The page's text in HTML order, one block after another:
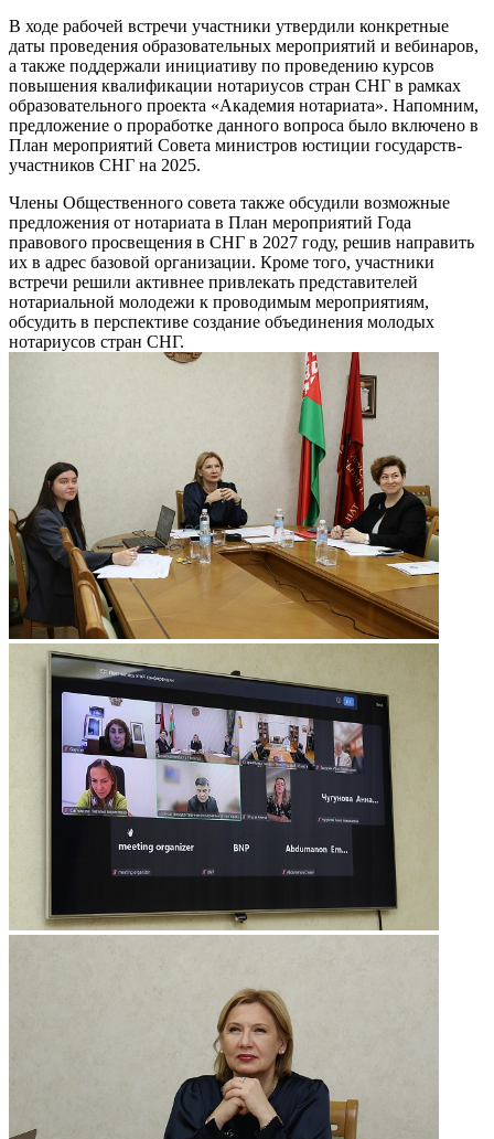
В ходе рабочей встречи участники утвердили конкретные
даты проведения образовательных мероприятий и вебинаров,
а также поддержали инициативу по проведению курсов
повышения квалификации нотариусов стран СНГ в рамках
образовательного проекта «Академия нотариата». Напомним,
предложение о проработке данного вопроса было включено в
План мероприятий Совета министров юстиции государств-
участников СНГ на 2025.
Члены Общественного совета также обсудили возможные
предложения от нотариата в План мероприятий Года
правового просвещения в СНГ в 2027 году, решив направить
их в адрес базовой организации. Кроме того, участники
встречи решили активнее привлекать представителей
нотариальной молодежи к проводимым мероприятиям,
обсудить в перспективе создание объединения молодых
нотариусов стран СНГ.